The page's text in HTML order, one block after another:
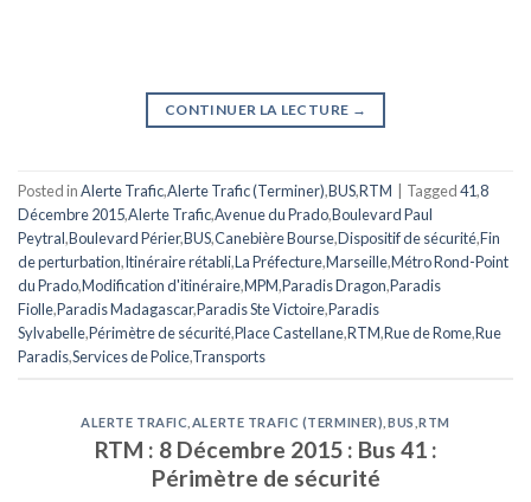
CONTINUER LA LECTURE →
Posted inAlerte Trafic,Alerte Trafic (Terminer),BUS,RTM Tagged41,8
Décembre 2015,Alerte Trafic,Avenue du Prado,Boulevard Paul
Peytral,Boulevard Périer,BUS,Canebière Bourse,Dispositif de sécurité,Fin
de perturbation,Itinéraire rétabli,La Préfecture,Marseille,Métro Rond-Point
du Prado,Modification d'itinéraire,MPM,Paradis Dragon,Paradis
Fiolle,Paradis Madagascar,Paradis Ste Victoire,Paradis
Sylvabelle,Périmètre de sécurité,Place Castellane,RTM,Rue de Rome,Rue
Paradis,Services de Police,Transports
ALERTE TRAFIC ALERTE TRAFIC (TERMINER) BUS ,RTM
RTM : 8 Décembre 2015 : Bus 41 :
Périmètre de sécurité